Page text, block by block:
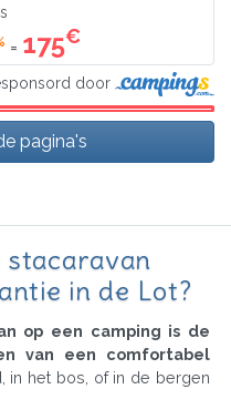
= 175€
door
pagina's
stacaravan
in de Lot?
op een camping is de
van een comfortabel
in het bos, of in de bergen